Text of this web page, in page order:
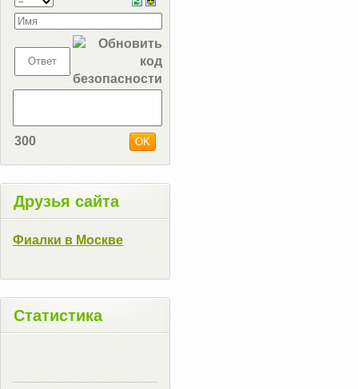
300
Друзья сайта
Фиалки в Москве
Статистика